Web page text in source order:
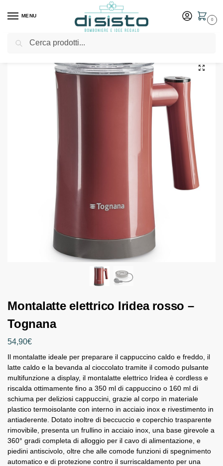
MENU
0
Home Shop Elettrodomestici
Montalatte elettrico Iridea rosso –
Tognana
54,90€
Il montalatte ideale per preparare il cappuccino caldo e freddo, il
latte caldo e la bevanda al cioccolato tramite il comodo pulsante
multifunzione a display, il montalatte elettrico Iridea è cordless e
riscalda ottimamente fino a 350 ml di cappuccino o 160 ml di
schiuma per deliziosi cappuccini, grazie al corpo in materiale
plastico termoisolante con interno in acciaio inox e rivestimento in
antiaderente. Dotato inoltre di beccuccio e coperchio trasparente
rimovibile, presenta un frullino in acciaio inox, una base girevole a
360° gradi completa di alloggio per il cavo di alimentazione, e
piedini antiscivolo, oltre che alle comode funzioni di spegnimento
automatico e di protezione contro il surriscaldamento per una